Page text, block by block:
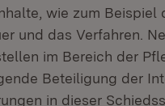
wie zum
und das Verfahren.
im Bereich der
Beteiligung der
in dieser